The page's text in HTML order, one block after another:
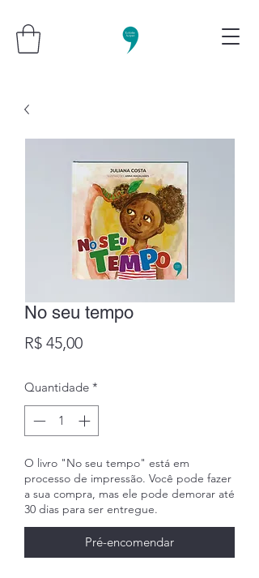
No seu tempo
R$ 45,00Preço
Quantidade *
O livro "No seu tempo" está em
processo de impressão. Você pode fazer
a sua compra, mas ele pode demorar até
30 dias para ser entregue.
Pré-encomendar